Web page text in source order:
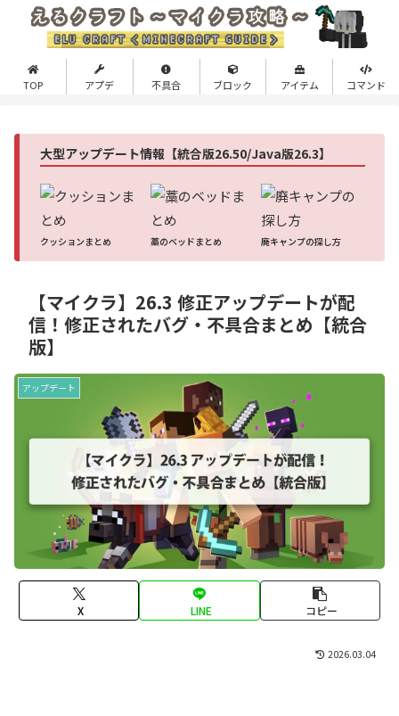
TOP アプデ 不具合 ブロック アイテム コマンド
大型アップデート情報【統合版26.50/Java版26.3】
クッションまとめ 藁のベッドまとめ 廃キャンプの探し方
【マイクラ】26.3 修正アップデートが配
信！修正されたバグ・不具合まとめ【統合
版】
アップデート
X LINE コピー
2026.03.04